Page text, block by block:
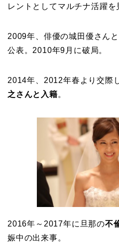
レントとしてマルチナ活躍を
2009年、俳優の城田優さん
公表。2010年9月に破局。
2014年、2012年春より交際
之さんと入籍。
2016年～2017年に旦那の不
娠中の出来事。